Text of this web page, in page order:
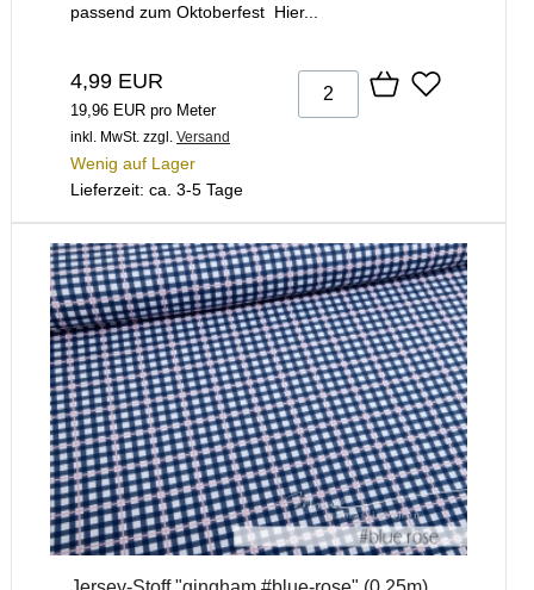
passend zum Oktoberfest Hier...
4,99 EUR
19,96 EUR pro Meter
inkl. MwSt. zzgl. Versand
Wenig auf Lager
Lieferzeit: ca. 3-5 Tage